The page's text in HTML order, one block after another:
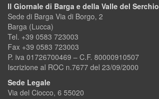
Il Giornale di Barga e della Valle del Serchio
Sede di Barga Via di Borgo, 2
Barga (Lucca)
Tel. +39 0583 723003
Fax +39 0583 723003
P. iva 01726700469 – C.F. 80000910507
Iscrizione al ROC n.7677 del 23/09/2000
Sede Legale
Via del Ciocco, 6 55020